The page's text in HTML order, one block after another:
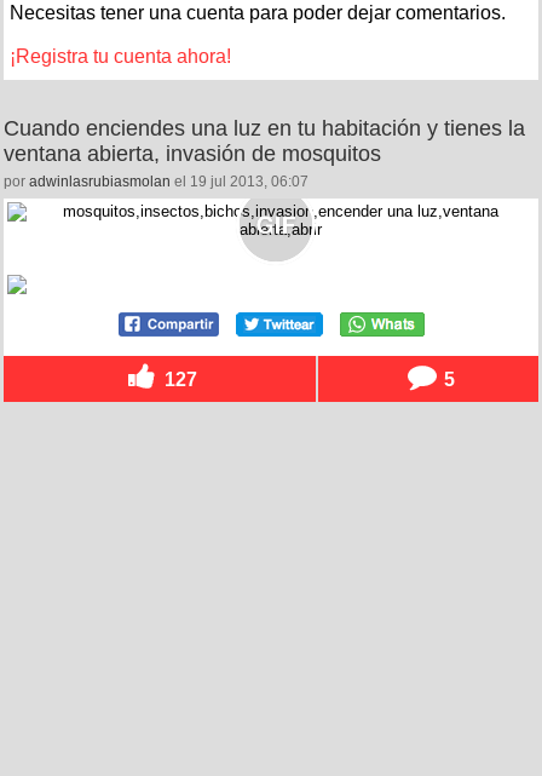
Necesitas tener una cuenta para poder dejar comentarios.
¡Registra tu cuenta ahora!
Cuando enciendes una luz en tu habitación y tienes la
ventana abierta, invasión de mosquitos
por adwinlasrubiasmolan el 19 jul 2013, 06:07
127 5